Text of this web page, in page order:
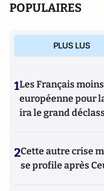
POPULAIRES
PLUS LUS
1Les Français
européenne pour
ira le grand
2Cette autre crise
se profile après